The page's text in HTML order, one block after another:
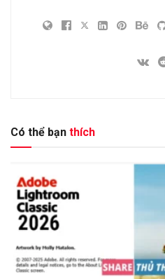
Có thể bạn thích